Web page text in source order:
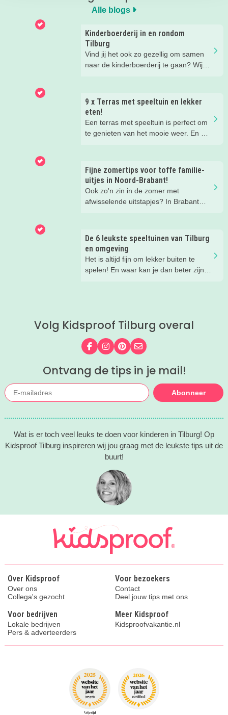
Alle blogs
Kinderboerderij in en rondom
Tilburg
Vind jij het ook zo gezellig om samen
naar de kinderboerderij te gaan? Wij
afwisseling. Daarom hebben wij voor
jou onze favoriete kinderboerderijen op
een rijtje gezet. Lees je mee?
9 x Terras met speeltuin en lekker
eten!
Een terras met speeltuin is perfect om
te genieten van het mooie weer. En om
terwijl jij geniet van het eten en
drinken.
Wij hebben een paar restaurants met
terras en speeltuin in Tilburg en
omgeving voor je op een rij gezet. Dat
Fijne zomertips voor toffe familie-
uitjes in Noord-Brabant!
Ook zo'n zin in de zomer met
afwisselende uitstapjes? In Brabant
natuur, ga voor een actief uitje, een
verrassende museum of ontdek de
gezellige steden. Wij verzamelden hele
toffe tips voor je.
De 6 leukste speeltuinen van Tilburg
en omgeving
Het is altijd fijn om lekker buiten te
spelen! En waar kan je dan beter zijn
Volg Kidsproof Tilburg overal
Volg ons op Facebook
Volg ons op Instagram
Volg ons op Pinterest
Mail ons
Ontvang de tips in je mail!
Abonneer
Wat is er toch veel leuks te doen voor kinderen in Tilburg! Op
Kidsproof Tilburg inspireren wij jou graag met de leukste tips uit de
buurt!
Over Kidsproof
Over ons
Collega's gezocht
Voor bezoekers
Contact
Deel jouw tips met ons
Voor bedrijven
Lokale bedrijven
Pers & adverteerders
Meer Kidsproof
Kidsproofvakantie.nl